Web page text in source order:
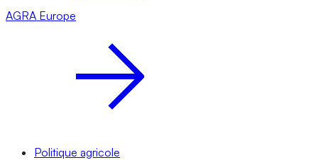
AGRA Europe
Politique agricole